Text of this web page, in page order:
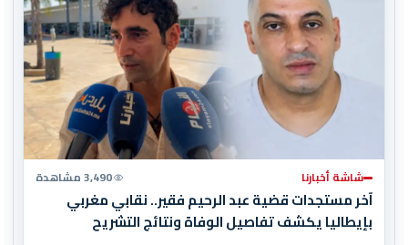
شاشة أخبارنا 3,490 مشاهدة
آخر مستجدات قضية عبد الرحيم فقير.. نقابي مغربي
بإيطاليا يكشف تفاصيل الوفاة ونتائج التشريح